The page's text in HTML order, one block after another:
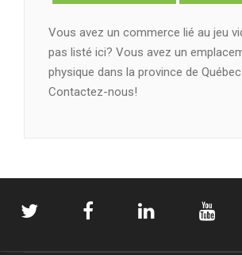
Vous avez un commerce lié au jeu
pas listé ici? Vous avez un
physique dans la province de
Contactez-nous!